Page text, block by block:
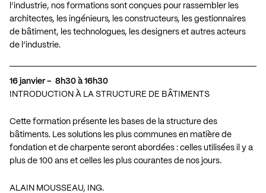
l’industrie, nos formations sont conçues pour rassembler les
architectes, les ingénieurs, les constructeurs, les gestionnaires
de bâtiment, les technologues, les designers et autres acteurs
de l’industrie.
16 janvier – 8h30 à 16h30
INTRODUCTION À LA STRUCTURE DE BÂTIMENTS
Cette formation présente les bases de la structure des
bâtiments. Les solutions les plus communes en matière de
fondation et de charpente seront abordées : celles utilisées il y a
plus de 100 ans et celles les plus courantes de nos jours.
ALAIN MOUSSEAU, ING.